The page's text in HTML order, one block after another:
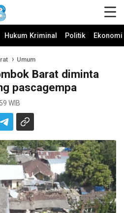
Hukum Kriminal Politik
Umum
Barat diminta
pascagempa
WIB